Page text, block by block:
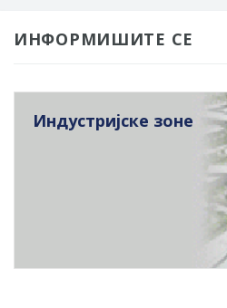
ИНФОРМИШИТЕ СЕ
Индустријске зоне